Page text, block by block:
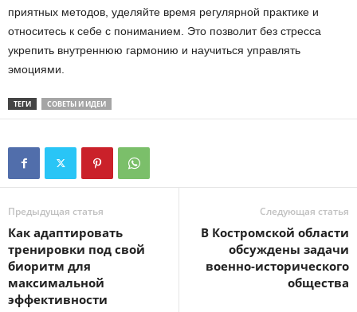
приятных методов, уделяйте время регулярной практике и
относитесь к себе с пониманием. Это позволит без стресса
укрепить внутреннюю гармонию и научиться управлять
эмоциями.
ТЕГИ СОВЕТЫ И ИДЕИ
Предыдущая статья
Как адаптировать
тренировки под свой
биоритм для
максимальной
эффективности
Следующая статья
В Костромской области
обсуждены задачи
военно-исторического
общества